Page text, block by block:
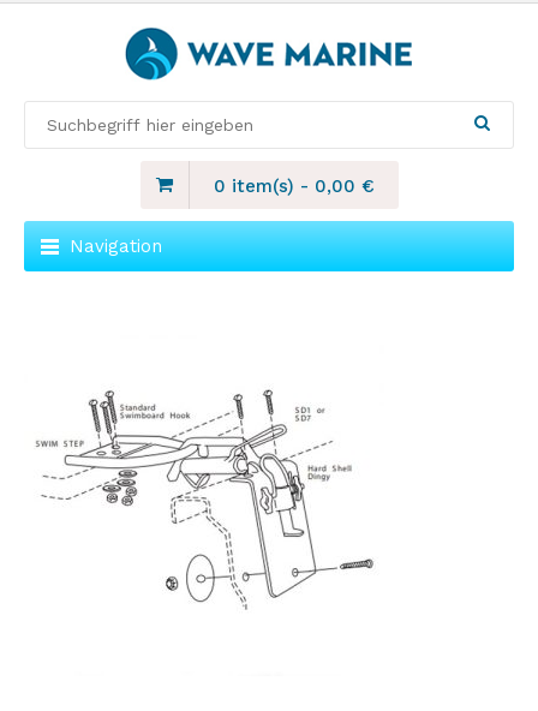
0 item(s) - 0,00 €
Navigation